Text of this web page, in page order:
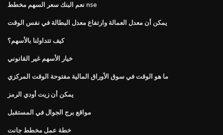
نعم البنك سعر السهم مخطط nse
يمكن أن معدل العمالة وارتفاع معدل البطالة في نفس الوقت
كيف تتداولنا بالأسهم؟
خيار الأسهم غير القانوني
ما هو الوقت في سوق الأوراق المالية مفتوحة الوقت المركزي
يمكن أن زيت أودي الرمز
مواقع برج الجوال في المستقبل
خطة عمل مخطط جانت